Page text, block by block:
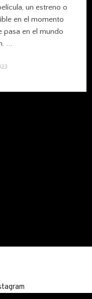
un estreno o
en el momento
pasa en el mundo
...